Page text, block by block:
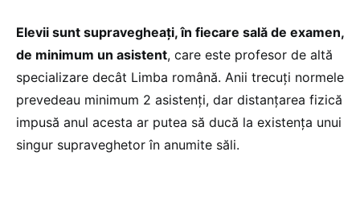
Elevii sunt supravegheați, în fiecare sală de examen,
de minimum un asistent, care este profesor de altă
specializare decât Limba română. Anii trecuți normele
prevedeau minimum 2 asistenți, dar distanțarea fizică
impusă anul acesta ar putea să ducă la existența unui
singur supraveghetor în anumite săli.